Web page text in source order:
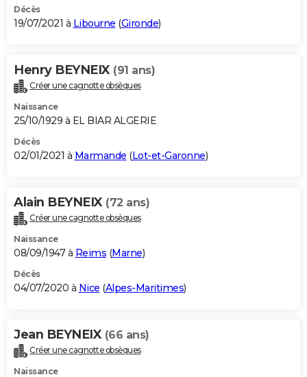
Décès
19/07/2021 à Libourne (Gironde)
Henry BEYNEIX (91 ans)
Créer une cagnotte obsèques
Naissance
25/10/1929 à EL BIAR ALGERIE
Décès
02/01/2021 à Marmande (Lot-et-Garonne)
Alain BEYNEIX (72 ans)
Créer une cagnotte obsèques
Naissance
08/09/1947 à Reims (Marne)
Décès
04/07/2020 à Nice (Alpes-Maritimes)
Jean BEYNEIX (66 ans)
Créer une cagnotte obsèques
Naissance